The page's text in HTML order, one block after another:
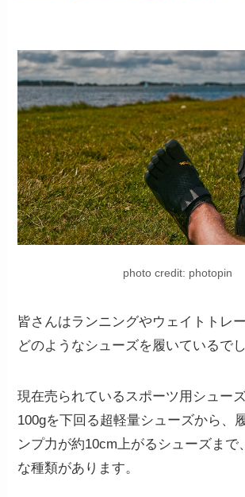
photo credit: photopin
皆さんはランニングやウェイトトレ
どのようなシューズを履いているでし
現在売られているスポーツ用シュー
100gを下回る超軽量シューズから、
ンプ力が約10cm上がるシューズまで
な種類があります。